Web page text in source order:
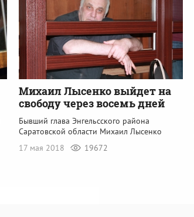
Михаил Лысенко выйдет на
свободу через восемь дней
Бывший глава Энгельсского района
Саратовской области Михаил Лысенко
17 мая 2018
19672